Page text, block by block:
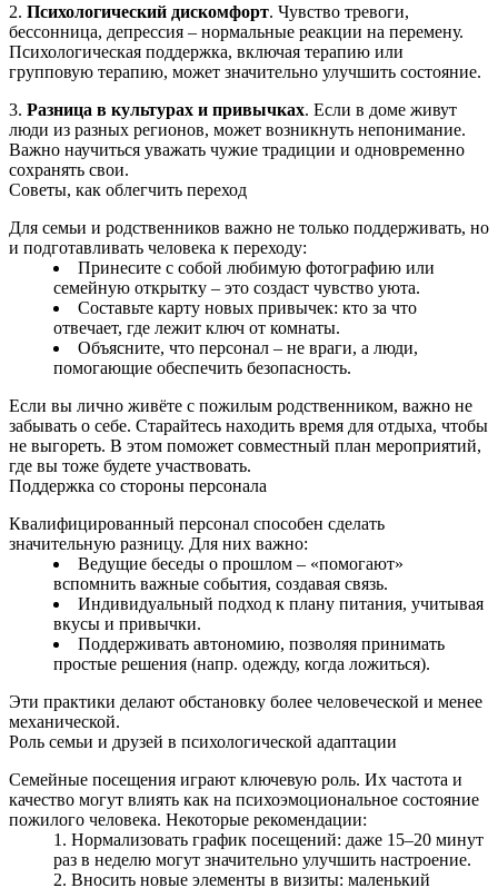
2. Психологический дискомфорт. Чувство тревоги,
бессонница, депрессия – нормальные реакции на перемену.
Психологическая поддержка, включая терапию или
групповую терапию, может значительно улучшить состояние.
3. Разница в культурах и привычках. Если в доме живут
люди из разных регионов, может возникнуть непонимание.
Важно научиться уважать чужие традиции и одновременно
сохранять свои.
Советы, как облегчить переход
Для семьи и родственников важно не только поддерживать, но
и подготавливать человека к переходу:
Принесите с собой любимую фотографию или
семейную открытку – это создаст чувство уюта.
Составьте карту новых привычек: кто за что
отвечает, где лежит ключ от комнаты.
Объясните, что персонал – не враги, а люди,
помогающие обеспечить безопасность.
Если вы лично живёте с пожилым родственником, важно не
забывать о себе. Старайтесь находить время для отдыха, чтобы
не выгореть. В этом поможет совместный план мероприятий,
где вы тоже будете участвовать.
Поддержка со стороны персонала
Квалифицированный персонал способен сделать
значительную разницу. Для них важно:
Ведущие беседы о прошлом – «помогают»
вспомнить важные события, создавая связь.
Индивидуальный подход к плану питания, учитывая
вкусы и привычки.
Поддерживать автономию, позволяя принимать
простые решения (напр. одежду, когда ложиться).
Эти практики делают обстановку более человеческой и менее
механической.
Роль семьи и друзей в психологической адаптации
Семейные посещения играют ключевую роль. Их частота и
качество могут влиять как на психоэмоциональное состояние
пожилого человека. Некоторые рекомендации:
Нормализовать график посещений: даже 15–20 минут
раз в неделю могут значительно улучшить настроение.
Вносить новые элементы в визиты: маленький